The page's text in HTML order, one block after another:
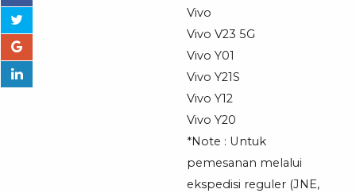
Vivo
Vivo V23 5G
Vivo Y01
Vivo Y21S
Vivo Y12
Vivo Y20
*Note : Untuk
pemesanan melalui
ekspedisi reguler (JNE,